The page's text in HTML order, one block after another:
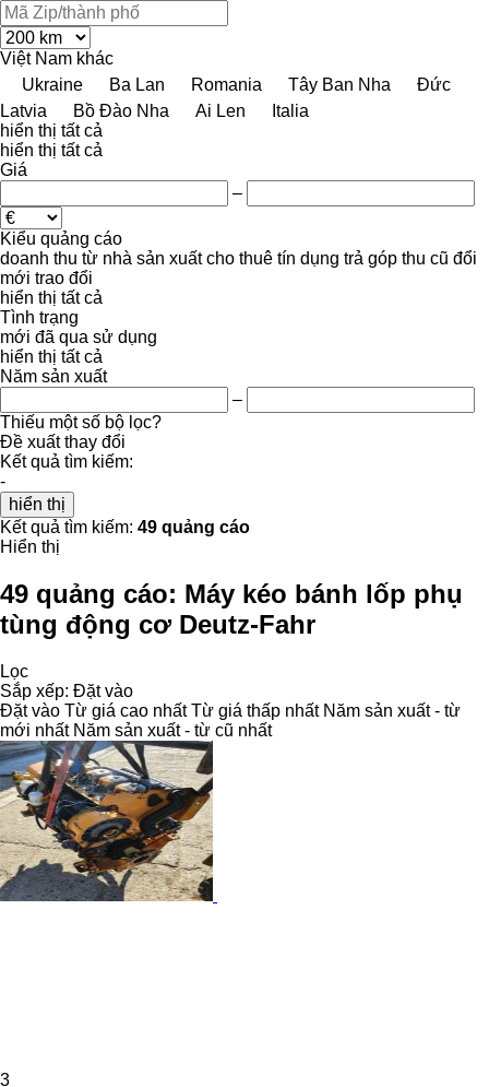
Việt Nam khác
Ukraine
Ba Lan Romania Tây Ban Nha
Đức
Latvia
Bồ Đào Nha Ai Len
Italia
hiển thị tất cả
hiển thị tất cả
Giá
–
Kiểu quảng cáo
doanh thu từ nhà sản xuất cho thuê tín dụng trả góp thu cũ đổi
mới trao đổi
hiển thị tất cả
Tình trạng
mới đã qua sử dụng
hiển thị tất cả
Năm sản xuất
–
Thiếu một số bộ lọc?
Đề xuất thay đổi
Kết quả tìm kiếm:
-
hiển thị
Kết quả tìm kiếm: 49 quảng cáo
Hiển thị
49 quảng cáo: Máy kéo bánh lốp phụ
tùng động cơ Deutz-Fahr
Lọc
Sắp xếp: Đặt vào
Đặt vào Từ giá cao nhất Từ giá thấp nhất Năm sản xuất - từ
mới nhất Năm sản xuất - từ cũ nhất
3